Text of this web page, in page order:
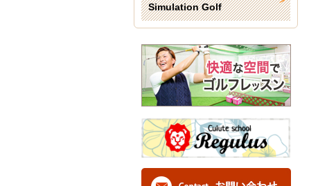
Simulation Golf